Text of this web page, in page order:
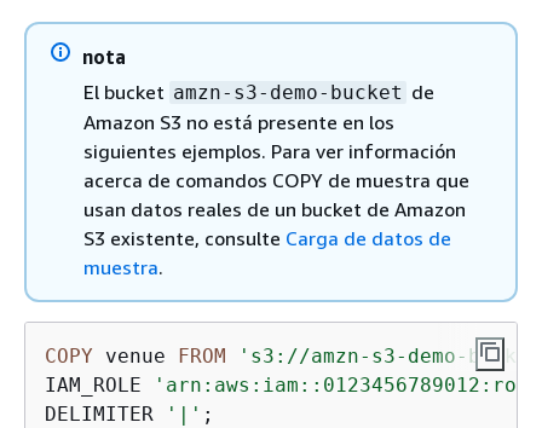
nota
El bucket amzn-s3-demo-bucket de
Amazon S3 no está presente en los
siguientes ejemplos. Para ver información
acerca de comandos COPY de muestra que
usan datos reales de un bucket de Amazon
S3 existente, consulte Carga de datos de
muestra.
COPY venue FROM
's3://amzn-s3-demo-
IAM_ROLE
DELIMITER
'|' ;